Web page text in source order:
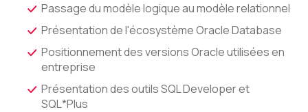
Passage du modèle logique au modèle relationnel
Présentation de l'écosystème Oracle Database
Positionnement des versions Oracle utilisées en
entreprise
Présentation des outils SQL Developer et
SQL*Plus